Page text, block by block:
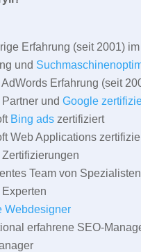
Erfahrung (seit 2001)
und
Erfahrung (seit
und Google
Bing adszertifiziert
Web Applications
Team von
Webdesigner
erfahrene SEO-